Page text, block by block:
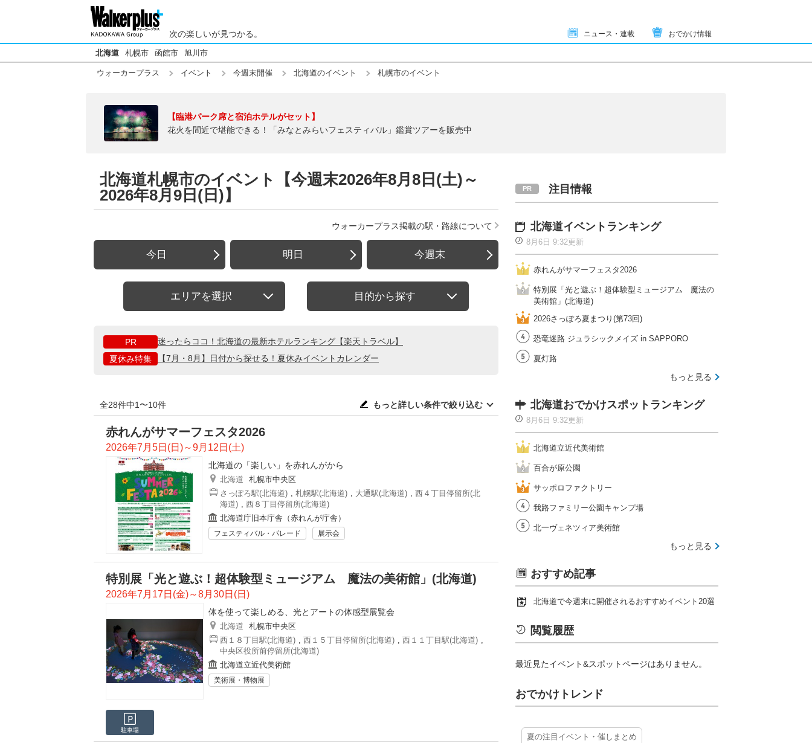
次の楽しいが見つかる。 ニュース・連載 おでかけ情報
北海道 札幌市 函館市 旭川市
ウォーカープラス イベント 今週末開催 北海道のイベント 札幌市のイベント
【臨港パーク席と宿泊ホテルがセット】
花火を間近で堪能できる！「みなとみらいフェスティバル」鑑賞ツアーを販売中
北海道札幌市のイベント【今週末2026年8月8日(土)～
2026年8月9日(日)】
ウォーカープラス掲載の駅・路線について
今日 明日 今週末
エリアを選択 目的から探す
PR
迷ったらココ！北海道の最新ホテルランキング【楽天トラベル】
夏休み特集
【7月・8月】日付から探せる！夏休みイベントカレンダー
全28件中1〜10件 もっと詳しい条件で絞り込む
赤れんがサマーフェスタ2026
2026年7月5日(日)～9月12日(土)
北海道の「楽しい」を赤れんがから
北海道
札幌市中央区
さっぽろ駅(北海道) , 札幌駅(北海道) , 大通駅(北海道) , 西４丁目停留所(北
海道) , 西８丁目停留所(北海道)
北海道庁旧本庁舎（赤れんが庁舎）
フェスティバル・パレード 展示会
特別展「光と遊ぶ！超体験型ミュージアム 魔法の美術館」(北海道)
2026年7月17日(金)～8月30日(日)
体を使って楽しめる、光とアートの体感型展覧会
北海道
札幌市中央区
西１８丁目駅(北海道) , 西１５丁目停留所(北海道) , 西１１丁目駅(北海道) ,
中央区役所前停留所(北海道)
北海道立近代美術館
美術展・博物展
駐車場
注目情報
北海道イベントランキング
8月6日 9:32更新
赤れんがサマーフェスタ2026
特別展「光と遊ぶ！超体験型ミュージアム 魔法の
美術館」(北海道)
2026さっぽろ夏まつり(第73回)
恐竜迷路 ジュラシックメイズ in SAPPORO
夏灯路
もっと見る
北海道おでかけスポットランキング
8月6日 9:32更新
北海道立近代美術館
百合が原公園
サッポロファクトリー
我路ファミリー公園キャンプ場
北一ヴェネツィア美術館
もっと見る
おすすめ記事
北海道で今週末に開催されるおすすめイベント20選
閲覧履歴
最近見たイベント&スポットページはありません。
おでかけトレンド
夏の注目イベント・催しまとめ